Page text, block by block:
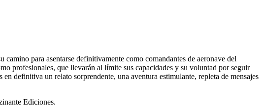
para asentarse definitivamente como comandantes de aeronave del
profesionales, que llevarán al límite sus capacidades y su voluntad por seguir
definitiva un relato sorprendente, una aventura estimulante, repleta de mensajes
Ediciones.